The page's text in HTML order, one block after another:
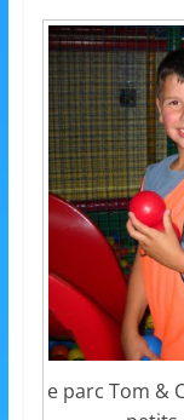
e parc Tom &